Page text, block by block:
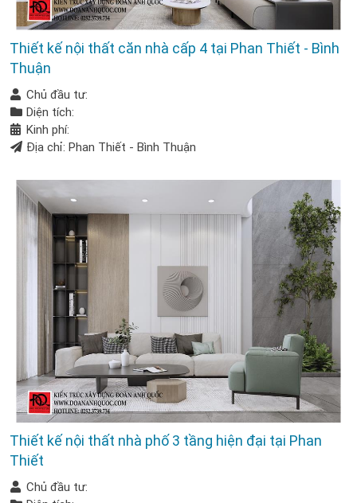
Thiết kế nội thất căn nhà cấp 4 tại Phan Thiết - Bình
Thuận
Chủ đầu tư:
Diện tích:
Kinh phí:
Địa chỉ: Phan Thiết - Bình Thuận
Thiết kế nội thất nhà phố 3 tầng hiện đại tại Phan
Thiết
Chủ đầu tư: